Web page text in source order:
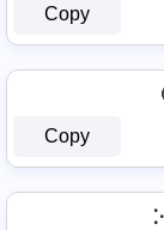
Copy
Copy